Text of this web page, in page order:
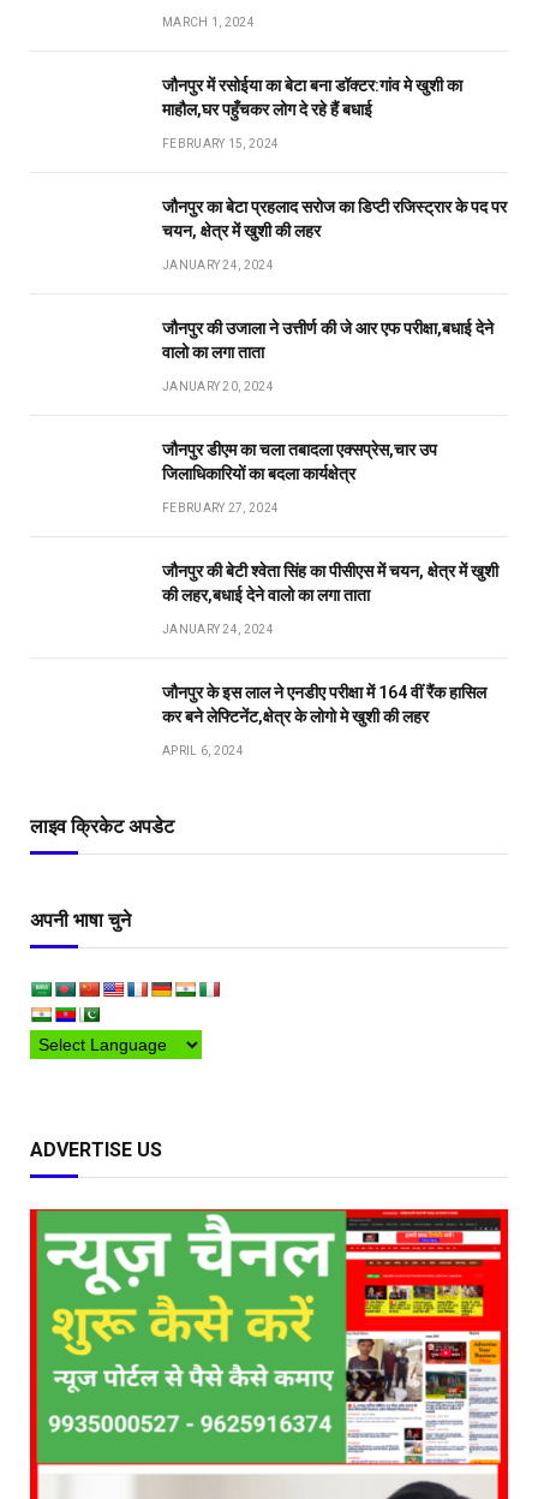
MARCH 1, 2024
जौनपुर में रसोईया का बेटा बना डॉक्टर:गांव मे खुशी का
माहौल,घर पहुँचकर लोग दे रहे हैं बधाई
FEBRUARY 15, 2024
जौनपुर का बेटा प्रहलाद सरोज का डिप्टी रजिस्ट्रार के पद पर
चयन, क्षेत्र में खुशी की लहर
JANUARY 24, 2024
जौनपुर की उजाला ने उत्तीर्ण की जे आर एफ परीक्षा,बधाई देने
वालो का लगा ताता
JANUARY 20, 2024
जौनपुर डीएम का चला तबादला एक्सप्रेस,चार उप
जिलाधिकारियों का बदला कार्यक्षेत्र
FEBRUARY 27, 2024
जौनपुर की बेटी श्वेता सिंह का पीसीएस में चयन, क्षेत्र में खुशी
की लहर,बधाई देने वालो का लगा ताता
JANUARY 24, 2024
जौनपुर के इस लाल ने एनडीए परीक्षा में 164 वीं रैंक हासिल
कर बने लेफ्टिनेंट,क्षेत्र के लोगो मे खुशी की लहर
APRIL 6, 2024
लाइव क्रिकेट अपडेट
अपनी भाषा चुने
ADVERTISE US